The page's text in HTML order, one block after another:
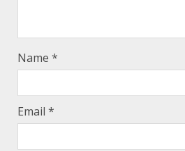
Name *
Email *